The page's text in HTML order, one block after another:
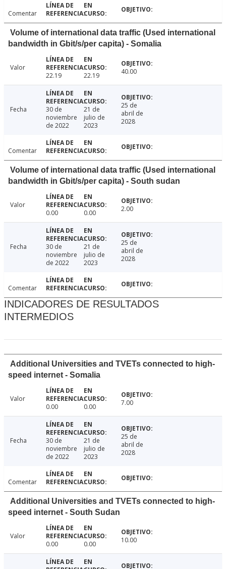
Comentar
Volume of international data traffic (Used international
bandwidth in Gbit/s/per capita) - Somalia
Valor
22.19
22.19 40.00
Fecha
30 de
noviembre
de 2022
21 de
julio de
2023
25 de
abril de
2028
Comentar
Volume of international data traffic (Used international
bandwidth in Gbit/s/per capita) - South sudan
Valor
0.00
0.00 2.00
Fecha
30 de
noviembre
de 2022
21 de
julio de
2023
25 de
abril de
2028
Comentar
INDICADORES DE RESULTADOS
INTERMEDIOS
Additional Universities and TVETs connected to high-
speed internet - Somalia
Valor
0.00
0.00 7.00
Fecha
30 de
noviembre
de 2022
21 de
julio de
2023
25 de
abril de
2028
Comentar
Additional Universities and TVETs connected to high-
speed internet - South Sudan
Valor
0.00
0.00 10.00